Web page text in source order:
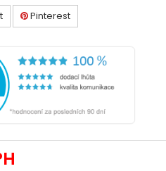
Pinterest